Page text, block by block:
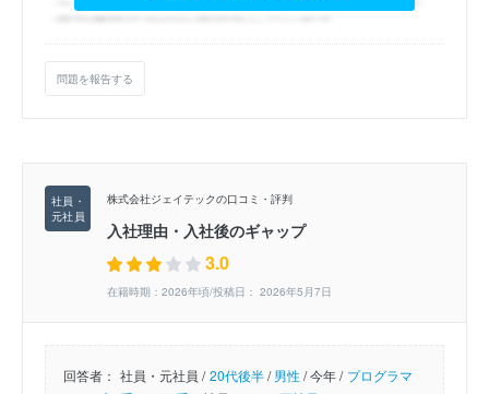
問題を報告する
株式会社ジェイテックの口コミ・評判
入社理由・入社後のギャップ
3.0
在籍時期：2026年頃/投稿日： 2026年5月7日
回答者： 社員・元社員 / 20代後半/男性/今年 / プログラマ